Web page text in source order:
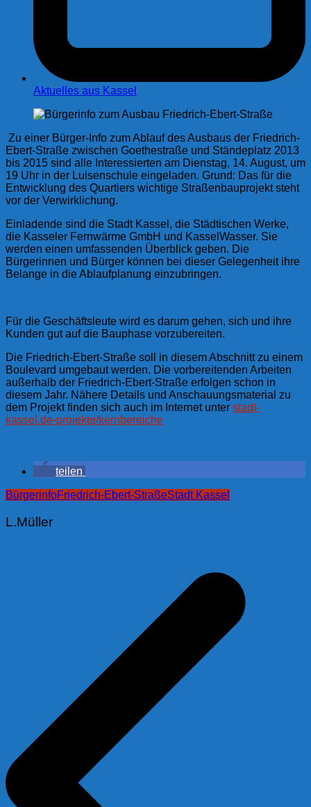
Aktuelles aus Kassel
Zu einer Bürger-Info zum Ablauf des Ausbaus der Friedrich-
Ebert-Straße zwischen Goethestraße und Ständeplatz 2013
bis 2015 sind alle Interessierten am Dienstag, 14. August, um
19 Uhr in der Luisenschule eingeladen. Grund: Das für die
Entwicklung des Quartiers wichtige Straßenbauprojekt steht
vor der Verwirklichung.
Einladende sind die Stadt Kassel, die Städtischen Werke,
die Kasseler Fernwärme GmbH und KasselWasser. Sie
werden einen umfassenden Überblick geben. Die
Bürgerinnen und Bürger können bei dieser Gelegenheit ihre
Belange in die Ablaufplanung einzubringen.
Für die Geschäftsleute wird es darum gehen, sich und ihre
Kunden gut auf die Bauphase vorzubereiten.
Die Friedrich-Ebert-Straße soll in diesem Abschnitt zu einem
Boulevard umgebaut werden. Die vorbereitenden Arbeiten
außerhalb der Friedrich-Ebert-Straße erfolgen schon in
diesem Jahr. Nähere Details und Anschauungsmaterial zu
dem Projekt finden sich auch im Internet unter stadt-
kassel.de-projekte/kernbereiche
teilen
BürgerinfoFriedrich-Ebert-StraßeStadt Kassel
L.Müller